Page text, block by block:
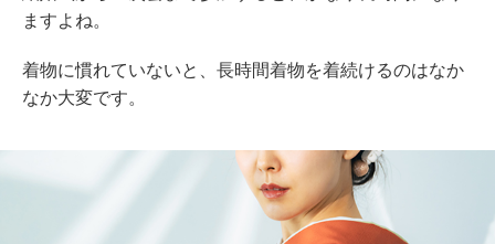
ますよね。
着物に慣れていないと、長時間着物を着続けるのはなか
なか大変です。